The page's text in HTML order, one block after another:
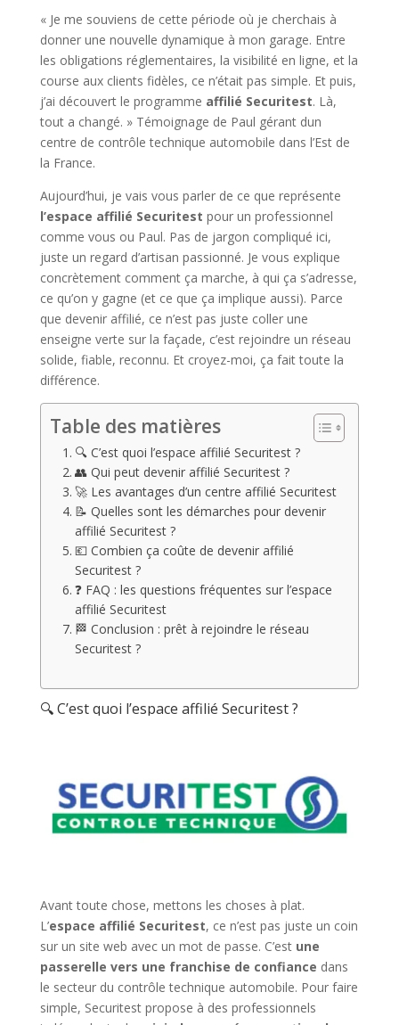
« Je me souviens de cette période où je cherchais à
donner une nouvelle dynamique à mon garage. Entre
les obligations réglementaires, la visibilité en ligne, et la
course aux clients fidèles, ce n’était pas simple. Et puis,
j’ai découvert le programme affilié Securitest. Là,
tout a changé. » Témoignage de Paul gérant dun
centre de contrôle technique automobile dans l’Est de
la France.
Aujourd’hui, je vais vous parler de ce que représente
l’espace affilié Securitest pour un professionnel
comme vous ou Paul. Pas de jargon compliqué ici,
juste un regard d’artisan passionné. Je vous explique
concrètement comment ça marche, à qui ça s’adresse,
ce qu’on y gagne (et ce que ça implique aussi). Parce
que devenir affilié, ce n’est pas juste coller une
enseigne verte sur la façade, c’est rejoindre un réseau
solide, fiable, reconnu. Et croyez-moi, ça fait toute la
différence.
Table des matières
🔍 C’est quoi l’espace affilié Securitest ?
👥 Qui peut devenir affilié Securitest ?
🚀 Les avantages d’un centre affilié Securitest
📝 Quelles sont les démarches pour devenir
affilié Securitest ?
💶 Combien ça coûte de devenir affilié
Securitest ?
❓ FAQ : les questions fréquentes sur l’espace
affilié Securitest
🏁 Conclusion : prêt à rejoindre le réseau
Securitest ?
🔍 C’est quoi l’espace affilié Securitest ?
Avant toute chose, mettons les choses à plat.
L’espace affilié Securitest, ce n’est pas juste un coin
sur un site web avec un mot de passe. C’est une
passerelle vers une franchise de confiance dans
le secteur du contrôle technique automobile. Pour faire
simple, Securitest propose à des professionnels